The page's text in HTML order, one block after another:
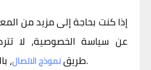
إذا كنت بحاجة إلى مزيد من
عن سياسة الخصوصية، لا
طريقنموذج الاتصال،
.